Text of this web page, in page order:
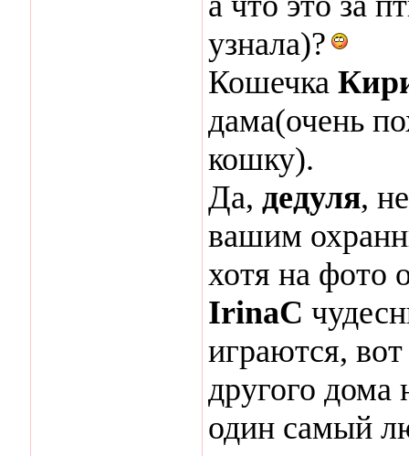
узнала)?
Кошечка
дама(очень
кошку).
Да, дедуля,
вашим
хотя на фото
IrinaC
играются,
другого дома
один самый